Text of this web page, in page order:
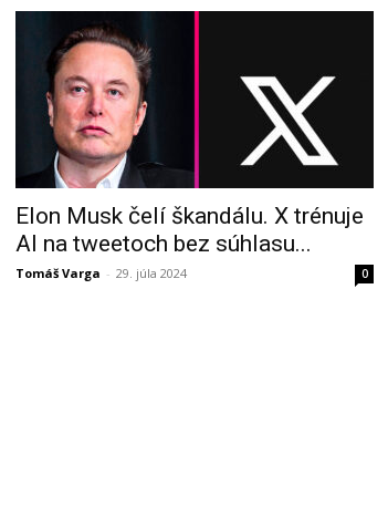
Elon Musk čelí škandálu. X trénuje
AI na tweetoch bez súhlasu...
Tomáš Varga - 29. júla 2024 0